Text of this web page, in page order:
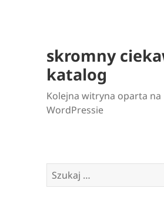
skromny
katalog
Kolejna witryna oparta na
WordPressie
Szukaj: